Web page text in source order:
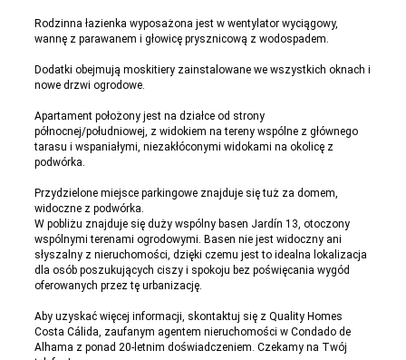
Rodzinna łazienka wyposażona jest w wentylator wyciągowy,
wannę z parawanem i głowicę prysznicową z wodospadem.
Dodatki obejmują moskitiery zainstalowane we wszystkich oknach i
nowe drzwi ogrodowe.
Apartament położony jest na działce od strony
północnej/południowej, z widokiem na tereny wspólne z głównego
tarasu i wspaniałymi, niezakłóconymi widokami na okolicę z
podwórka.
Przydzielone miejsce parkingowe znajduje się tuż za domem,
widoczne z podwórka.
W pobliżu znajduje się duży wspólny basen Jardín 13, otoczony
wspólnymi terenami ogrodowymi. Basen nie jest widoczny ani
słyszalny z nieruchomości, dzięki czemu jest to idealna lokalizacja
dla osób poszukujących ciszy i spokoju bez poświęcania wygód
oferowanych przez tę urbanizację.
Aby uzyskać więcej informacji, skontaktuj się z Quality Homes
Costa Cálida, zaufanym agentem nieruchomości w Condado de
Alhama z ponad 20-letnim doświadczeniem. Czekamy na Twój